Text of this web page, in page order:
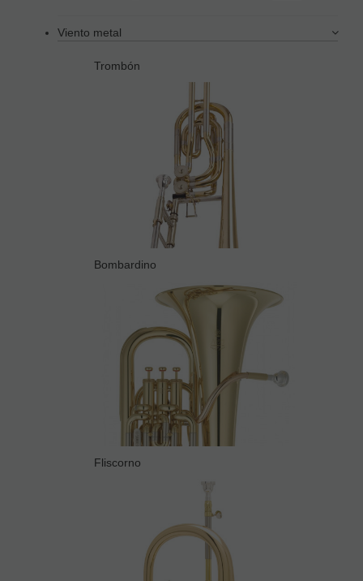
Viento metal
Trombón
Bombardino
Fliscorno